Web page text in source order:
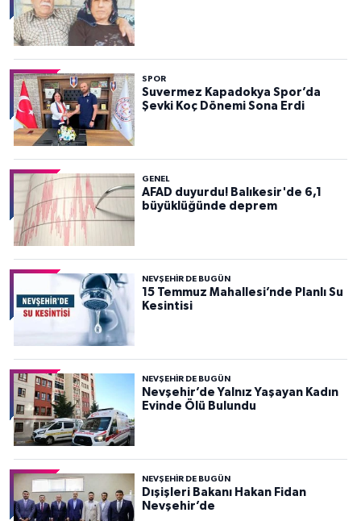
SPOR
Suvermez Kapadokya Spor’da
Şevki Koç Dönemi Sona Erdi
GENEL
AFAD duyurdu! Balıkesir'de 6,1
büyüklüğünde deprem
NEVŞEHIR DE BUGÜN
15 Temmuz Mahallesi’nde Planlı Su
Kesintisi
NEVŞEHIR DE BUGÜN
Nevşehir’de Yalnız Yaşayan Kadın
Evinde Ölü Bulundu
NEVŞEHIR DE BUGÜN
Dışişleri Bakanı Hakan Fidan
Nevşehir’de